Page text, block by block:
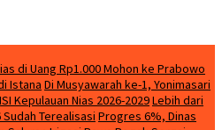
di Uang Rp1.000 Mohon ke Prabowo
Istana Di Musyawarah ke-1, Yonimasari
Kepulauan Nias 2026-2029Lebih dari
Terealisasi Progres 6%, Dinas